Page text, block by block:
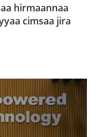
hirmaannaa
cimsaa jira